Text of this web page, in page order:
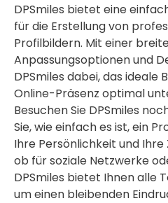
DPSmiles bietet eine
für die Erstellung von
Profilbildern. Mit einer
Anpassungsoptionen und
DPSmiles dabei, das ideale
Online-Präsenz optimal
Besuchen Sie DPSmiles
Sie, wie einfach es ist, ein
Ihre Persönlichkeit und
ob für soziale Netzwerke
DPSmiles bietet Ihnen alle
um einen bleibenden